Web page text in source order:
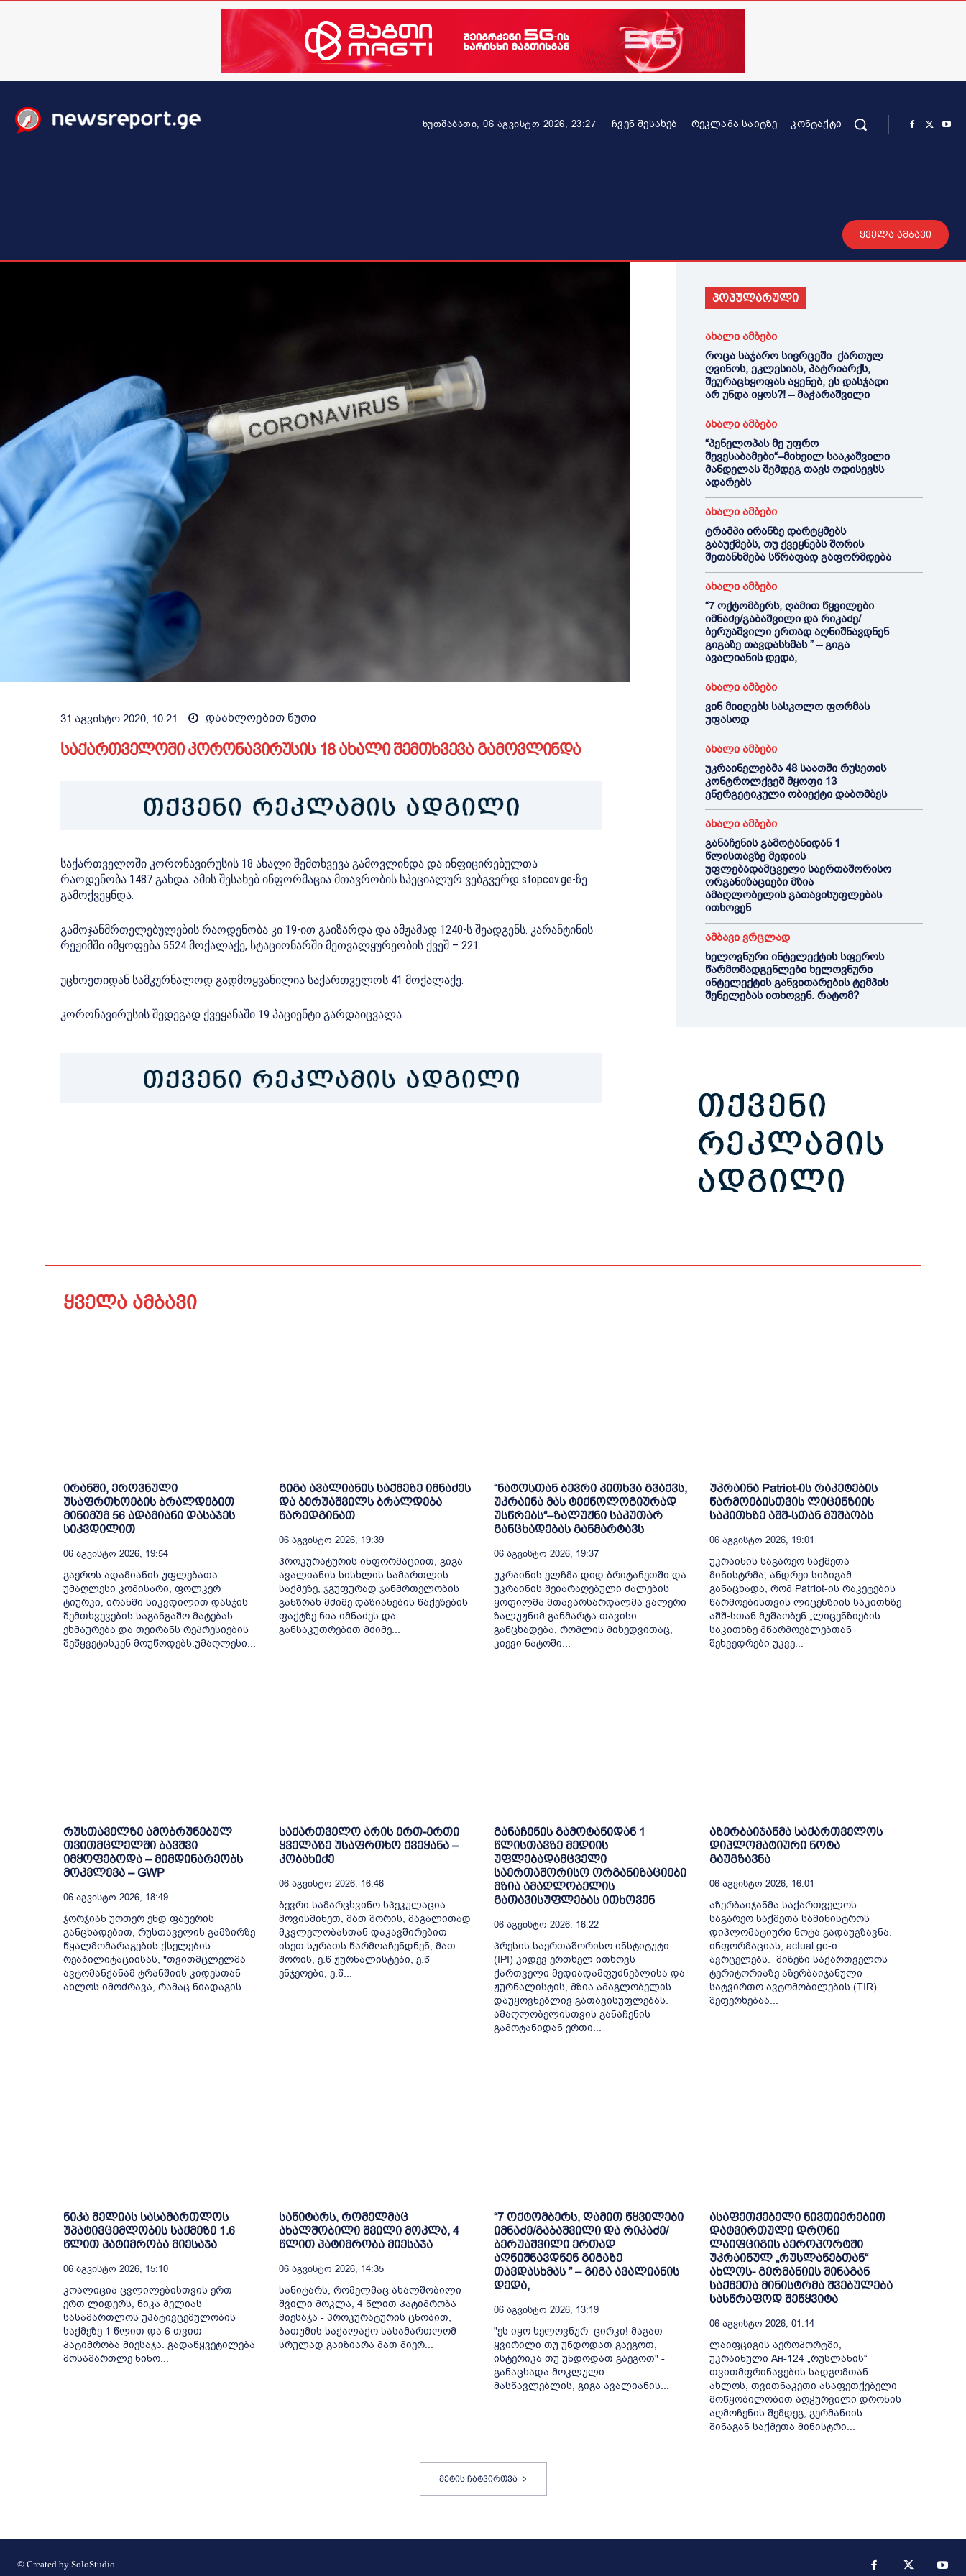
ხუთშაბათი, 06 აგვისტო 2026, 23:27 ᲩᲕᲔᲜ ᲨᲔᲡᲐᲮᲔᲑ ᲠᲔᲙᲚᲐᲛᲐ ᲡᲐᲘᲢᲖᲔ ᲙᲝᲜᲢᲐᲥᲢᲘ
ყველა ამბავი
31 აგვისტო 2020, 10:21 დაახლოებით წუთი
საქართველოში კორონავირუსის 18 ახალი შემთხვევა გამოვლინდა
საქართველოში კორონავირუსის 18 ახალი შემთხვევა გამოვლინდა და ინფიცირებულთა
რაოდენობა 1487 გახდა. ამის შესახებ ინფორმაცია მთავრობის სპეციალურ ვებგვერდ stopcov.ge-ზე
გამოქვეყნდა.
გამოჯანმრთელებულების რაოდენობა კი 19-ით გაიზარდა და ამჟამად 1240-ს შეადგენს. კარანტინის
რეჟიმში იმყოფება 5524 მოქალაქე, სტაციონარში მეთვალყურეობის ქვეშ – 221.
უცხოეთიდან სამკურნალოდ გადმოყვანილია საქართველოს 41 მოქალაქე.
კორონავირუსის შედეგად ქვეყანაში 19 პაციენტი გარდაიცვალა.
პოპულარული
ახალი ამბები
როცა საჯარო სივრცეში ქართულ
ღვინოს, ეკლესიას, პატრიარქს,
შეურაცხყოფას აყენებ, ეს დასჯადი
არ უნდა იყოს?! – მაჭარაშვილი
ახალი ამბები
“პენელოპას მე უფრო
შევესაბამები“–მიხეილ სააკაშვილი
მანდელას შემდეგ თავს ოდისევსს
ადარებს
ახალი ამბები
ტრამპი ირანზე დარტყმებს
გააუქმებს, თუ ქვეყნებს შორის
შეთანხმება სწრაფად გაფორმდება
ახალი ამბები
“7 ოქტომბერს, ღამით წყვილები
იმნაძე/გაბაშვილი და რიკაძე/
ბერუაშვილი ერთად აღნიშნავდნენ
გიგაზე თავდასხმას ” – გიგა
ავალიანის დედა,
ახალი ამბები
ვინ მიიღებს სასკოლო ფორმას
უფასოდ
ახალი ამბები
უკრაინელებმა 48 საათში რუსეთის
კონტროლქვეშ მყოფი 13
ენერგეტიკული ობიექტი დაბომბეს
ახალი ამბები
განაჩენის გამოტანიდან 1
წლისთავზე მედიის
უფლებადამცველი საერთაშორისო
ორგანიზაციები მზია
ამაღლობელის გათავისუფლებას
ითხოვენ
ამბავი ვრცლად
ხელოვნური ინტელექტის სფეროს
წარმომადგენლები ხელოვნური
ინტელექტის განვითარების ტემპის
შენელებას ითხოვენ. რატომ?
ყველა ამბავი
ირანში, ეროვნული
უსაფრთხოების ბრალდებით
მინიმუმ 56 ადამიანი დასაჯეს
სიკვდილით
06 Აგვისტო 2026, 19:54
გაეროს ადამიანის უფლებათა
უმაღლესი კომისარი, ფოლკერ
ტიურკი, ირანში სიკვდილით დასჯის
შემთხვევების საგანგაშო მატებას
ეხმაურება და თეირანს რეპრესიების
შეწყვეტისკენ მოუწოდებს.უმაღლესი...
გიგა ავალიანის საქმეზე იმნაძეს
და ბერუაშვილს ბრალდება
წარედგინათ
06 Აგვისტო 2026, 19:39
პროკურატურის ინფორმაციით, გიგა
ავალიანის სისხლის სამართლის
საქმეზე, ჯგუფურად ჯანმრთელობის
განზრახ მძიმე დაზიანების წაქეზების
ფაქტზე ნია იმნაძეს და
განსაკუთრებით მძიმე...
“ნატოსთან ბევრი კითხვა გვაქვს,
უკრაინა მას ტექნოლოგიურად
უსწრებს“–ზალუჟნი საკუთარ
განცხადებას განმარტავს
06 Აგვისტო 2026, 19:37
უკრაინის ელჩმა დიდ ბრიტანეთში და
უკრაინის შეიარაღებული ძალების
ყოფილმა მთავარსარდალმა ვალერი
ზალუჟნიმ განმარტა თავისი
განცხადება, რომლის მიხედვითაც,
კიევი ნატოში...
უკრაინა Patriot-ის რაკეტების
წარმოებისთვის ლიცენზიის
საკითხზე აშშ-სთან მუშაობს
06 Აგვისტო 2026, 19:01
უკრაინის საგარეო საქმეთა
მინისტრმა, ანდრეი სიბიგამ
განაცხადა, რომ Patriot-ის რაკეტების
წარმოებისთვის ლიცენზიის საკითხზე
აშშ-სთან მუშაობენ.„ლიცენზიების
საკითხზე მწარმოებლებთან
შეხვედრები უკვე...
რუსთაველზე ამობრუნებულ
თვითმცლელში ბავშვი
იმყოფებოდა – მიმდინარეობს
მოკვლევა – GWP
06 Აგვისტო 2026, 18:49
ჯორჯიან უოთერ ენდ ფაუერის
განცხადებით, რუსთაველის გამზირზე
წყალმომარაგების ქსელების
რეაბილიტაციისას, "თვითმცლელმა
ავტომანქანამ ტრანშიის კიდესთან
ახლოს იმოძრავა, რამაც ნიადაგის...
საქართველო არის ერთ-ერთი
ყველაზე უსაფრთხო ქვეყანა –
კობახიძე
06 Აგვისტო 2026, 16:46
ბევრი სამარცხვინო სპეკულაცია
მოვისმინეთ, მათ შორის, მაგალითად
მკვლელობასთან დაკავშირებით
ისეთ სურათს წარმოაჩენდნენ, მათ
შორის, ე.წ ჟურნალისტები, ე.წ
ენჯეოები, ე.წ...
განაჩენის გამოტანიდან 1
წლისთავზე მედიის
უფლებადამცველი
საერთაშორისო ორგანიზაციები
მზია ამაღლობელის
გათავისუფლებას ითხოვენ
06 Აგვისტო 2026, 16:22
პრესის საერთაშორისო ინსტიტუტი
(IPI) კიდევ ერთხელ ითხოვს
ქართველი მედიადამფუძნებლისა და
ჟურნალისტის, მზია ამაგლობელის
დაუყოვნებლივ გათავისუფლებას.
ამაღლობელისთვის განაჩენის
გამოტანიდან ერთი...
აზერბაიჯანმა საქართველოს
დიპლომატიური ნოტა
გაუგზავნა
06 Აგვისტო 2026, 16:01
აზერბაიჯანმა საქართველოს
საგარეო საქმეთა სამინისტროს
დიპლომატიური ნოტა გადაუგზავნა.
ინფორმაციას, actual.ge-ი
ავრცელებს. მიზეზი საქართველოს
ტერიტორიაზე აზერბაიჯანული
სატვირთო ავტომობილების (TIR)
შეფერხებაა...
ნიკა მელიას სასამართლოს
უპატივცემლობის საქმეზე 1.6
წლით პატიმრობა მიესაჯა
06 Აგვისტო 2026, 15:10
კოალიცია ცვლილებისთვის ერთ-
ერთ ლიდერს, ნიკა მელიას
სასამართლოს უპატივცემულობის
საქმეზე 1 წლით და 6 თვით
პატიმრობა მიესაჯა. გადაწყვეტილება
მოსამართლე ნინო...
სანიტარს, რომელმაც
ახალშობილი შვილი მოკლა, 4
წლით პატიმრობა მიესაჯა
06 Აგვისტო 2026, 14:35
სანიტარს, რომელმაც ახალშობილი
შვილი მოკლა, 4 წლით პატიმრობა
მიესაჯა - პროკურატურის ცნობით,
ბათუმის საქალაქო სასამართლომ
სრულად გაიზიარა მათ მიერ...
“7 ოქტომბერს, ღამით წყვილები
იმნაძე/გაბაშვილი და რიკაძე/
ბერუაშვილი ერთად
აღნიშნავდნენ გიგაზე
თავდასხმას ” – გიგა ავალიანის
დედა,
06 Აგვისტო 2026, 13:19
"ეს იყო ხელოვნურ ცირკი! მაგათ
ყვირილი თუ უნდოდათ გაეგოთ,
ისტერიკა თუ უნდოდათ გაეგოთ" -
განაცხადა მოკლული
მასწავლებლის, გიგა ავალიანის...
ასაფეთქებელი ნივთიერებით
დატვირთული დრონი
ლაიფციგის აეროპორტში
უკრაინულ „რუსლანებთან“
ახლოს- გერმანიის შინაგან
საქმეთა მინისტრმა შვებულება
სასწრაფოდ შეწყვიტა
06 Აგვისტო 2026, 01:14
ლაიფციგის აეროპორტში,
უკრაინული Ан-124 „რუსლანის“
თვითმფრინავების სადგომთან
ახლოს, თვითნაკეთი ასაფეთქებელი
მოწყობილობით აღჭურვილი დრონის
აღმოჩენის შემდეგ, გერმანიის
შინაგან საქმეთა მინისტრი...
მეტის ჩატვირთვა
© Created by SoloStudio